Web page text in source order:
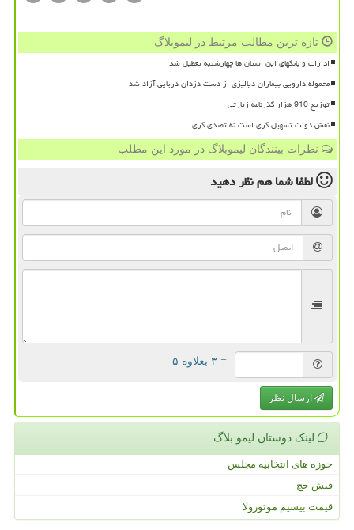
تازه ترین مطالب مرتبط در لیموبلاگ
ادارات و بانکهای این استان ها چهارشنبه تعطیل شد
محموله دارویی بیماران دیالیزی از دست دزدان دریایی آزاد شد
توزیع 910 هزار گذرنامه زیارتی
نقش دولت تسهیل گری است نه تصدی گری
نظرات بینندگان لیموبلاگ در مورد این مطلب
لطفا شما همنظر دهید
= ۳ بعلاوه ۵
ارسال نظر
لینک دوستان لیمو بلاگ
حوزه های انتخابیه مجلس
فیش حج
قیمت بیسیم موتورولا